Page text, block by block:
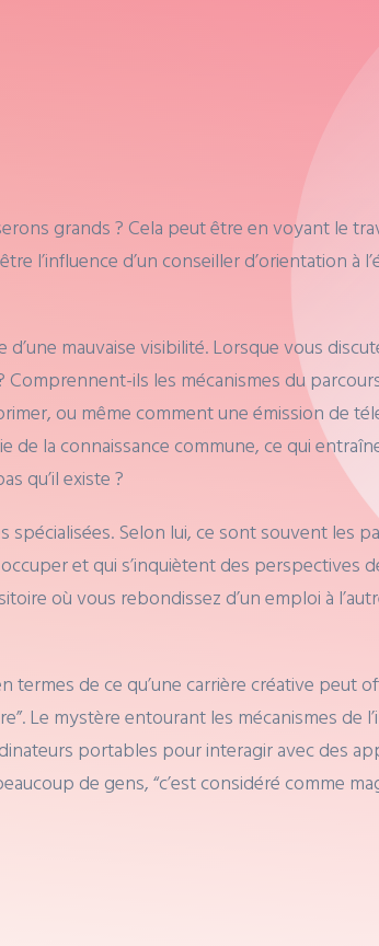
grands ? Cela peut être en voyant le
l’influence d’un conseiller d’orientation à
mauvaise visibilité. Lorsque vous
ils les mécanismes du
ou même comment une émission de
la connaissance commune, ce qui
qu’il existe ?
Selon lui, ce sont souvent les
et qui s’inquiètent des perspectives
où vous rebondissez d’un emploi à
de ce qu’une carrière créative peut
Le mystère entourant les mécanismes de
portables pour interagir avec des
de gens, “c’est considéré comme